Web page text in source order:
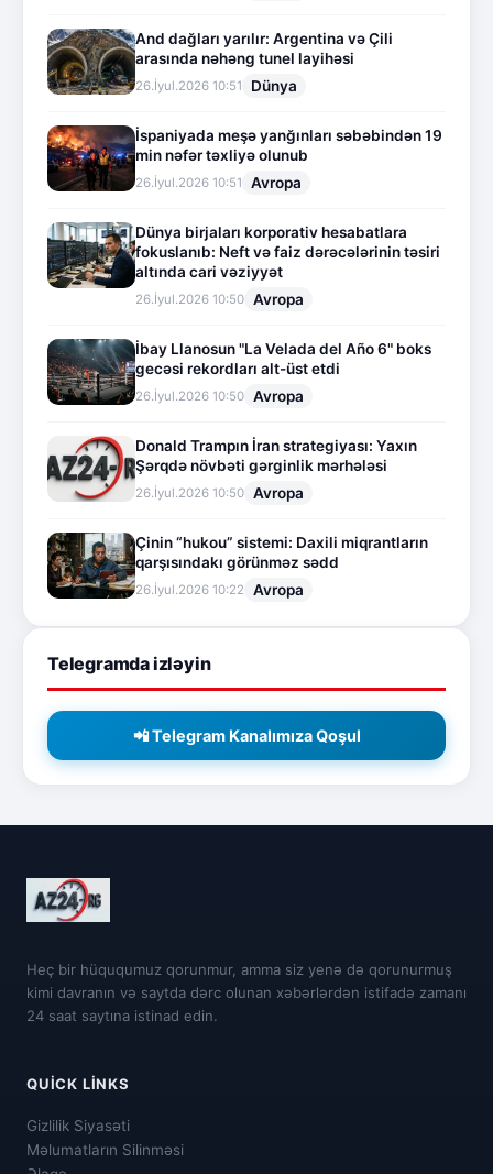
And dağları yarılır: Argentina və Çili
arasında nəhəng tunel layihəsi
26.İyul.2026 10:51 Dünya
İspaniyada meşə yanğınları səbəbindən 19
min nəfər təxliyə olunub
26.İyul.2026 10:51 Avropa
Dünya birjaları korporativ hesabatlara
fokuslanıb: Neft və faiz dərəcələrinin təsiri
altında cari vəziyyət
26.İyul.2026 10:50 Avropa
İbay Llanosun "La Velada del Año 6" boks
gecəsi rekordları alt-üst etdi
26.İyul.2026 10:50 Avropa
Donald Trampın İran strategiyası: Yaxın
Şərqdə növbəti gərginlik mərhələsi
26.İyul.2026 10:50 Avropa
Çinin “hukou” sistemi: Daxili miqrantların
qarşısındakı görünməz sədd
26.İyul.2026 10:22 Avropa
Telegramda izləyin
📲 Telegram Kanalımıza Qoşul
Heç bir hüququmuz qorunmur, amma siz yenə də qorunurmuş
kimi davranın və saytda dərc olunan xəbərlərdən istifadə zamanı
24 saat saytına istinad edin.
QUICK LINKS
Gizlilik Siyasəti
Məlumatların Silinməsi